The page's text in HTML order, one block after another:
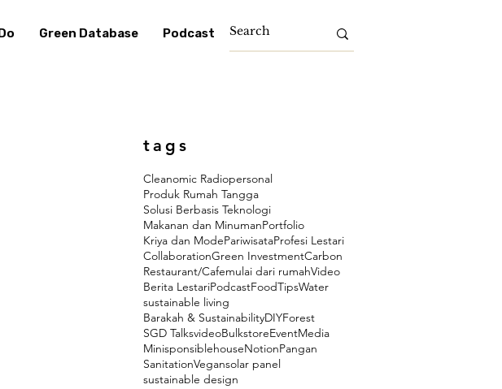
Green Database Podcast
tags
Cleanomic Radiopersonal
Produk Rumah Tangga
Solusi Berbasis Teknologi
Makanan dan MinumanPortfolio
Kriya dan ModePariwisataProfesi Lestari
CollaborationGreen InvestmentCarbon
Restaurant/Cafemulai dari rumahVideo
Berita LestariPodcastFoodTipsWater
sustainable living
Barakah & SustainabilityDIYForest
SGD TalksvideoBulkstoreEventMedia
MinisponsiblehouseNotionPangan
SanitationVegansolar panel
sustainable design